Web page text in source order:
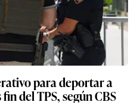
para deportar a
del TPS, según CBS